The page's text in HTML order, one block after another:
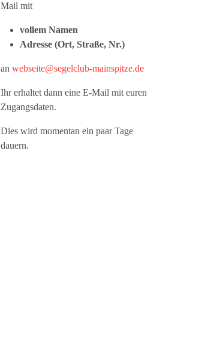
Mail mit
vollem Namen
Adresse (Ort, Straße, Nr.)
an webseite@segelclub-mainspitze.de
Ihr erhaltet dann eine E-Mail mit euren
Zugangsdaten.
Dies wird momentan ein paar Tage
dauern.